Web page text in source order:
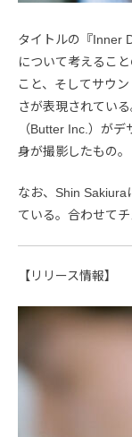
タイトルの『Inner
について考えるこ
こと、そしてサウ
さが表現されてい
（Butter Inc.）が
身が撮影したもの。
なお、Shin Sakiura
ている。合わせてチ
【リリース情報】